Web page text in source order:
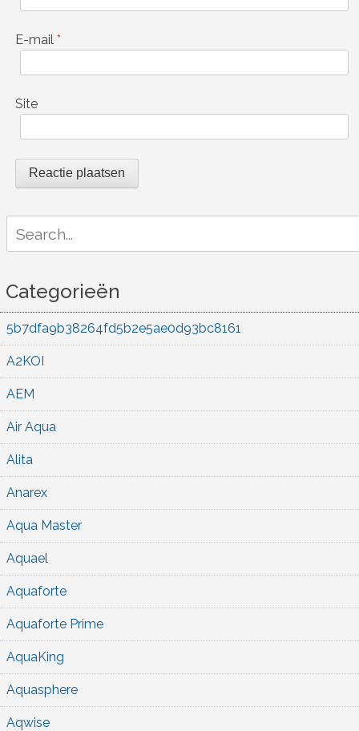
E-mail *
Site
for:
Categorieën
5b7dfa9b38264fd5b2e5ae0d93bc8161
A2KOI
AEM
Air Aqua
Alita
Anarex
Aqua Master
Aquael
Aquaforte
Aquaforte Prime
AquaKing
Aquasphere
Aqwise